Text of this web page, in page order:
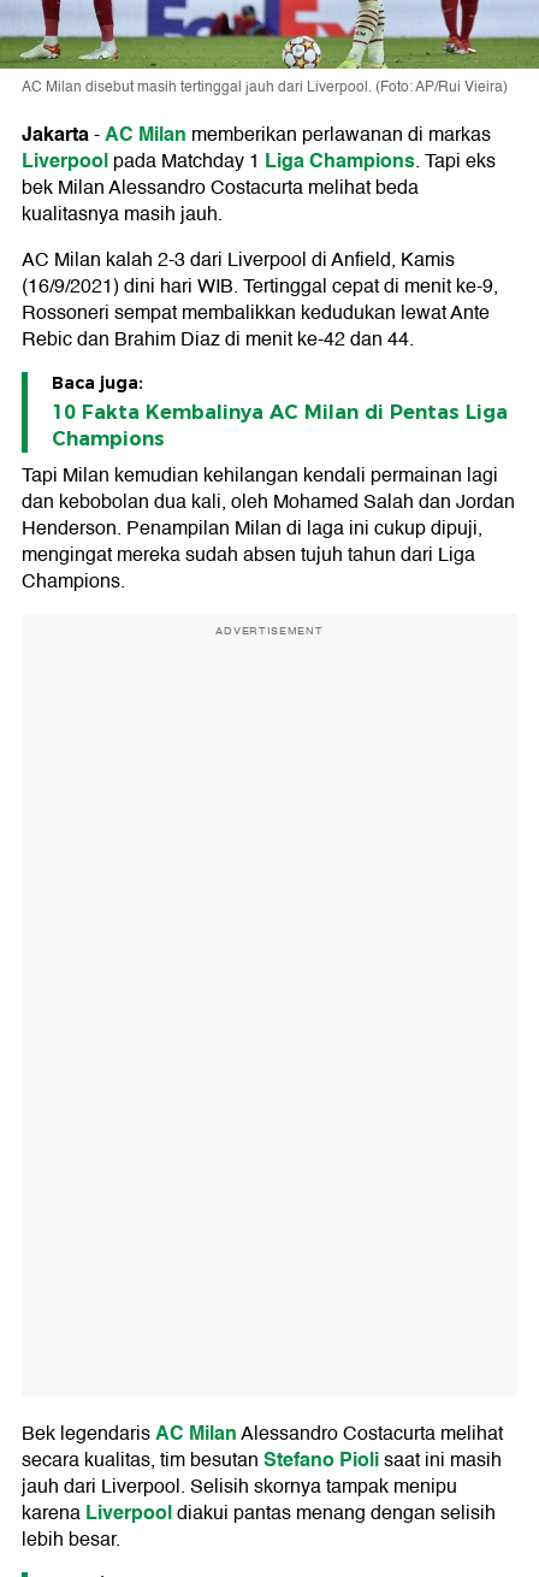
AC Milan disebut masih tertinggal jauh dari Liverpool. (Foto: AP/Rui Vieira)
Jakarta-AC Milan memberikan perlawanan di markas
Liverpoolpada Matchday 1 Liga Champions. Tapi eks
bek Milan Alessandro Costacurta melihat beda
kualitasnya masih jauh.
AC Milan kalah 2-3 dari Liverpool di Anfield, Kamis
(16/9/2021) dini hari WIB. Tertinggal cepat di menit ke-9,
Rossoneri sempat membalikkan kedudukan lewat Ante
Rebic dan Brahim Diaz di menit ke-42 dan 44.
Baca juga:
10 Fakta Kembalinya AC Milan di Pentas Liga
Champions
Tapi Milan kemudian kehilangan kendali permainan lagi
dan kebobolan dua kali, oleh Mohamed Salah dan Jordan
Henderson. Penampilan Milan di laga ini cukup dipuji,
mengingat mereka sudah absen tujuh tahun dari Liga
Champions.
ADVERTISEMENT
Bek legendarisAC MilanAlessandro Costacurta melihat
secara kualitas, tim besutanStefano Piolisaat ini masih
jauh dari Liverpool. Selisih skornya tampak menipu
karenaLiverpooldiakui pantas menang dengan selisih
lebih besar.